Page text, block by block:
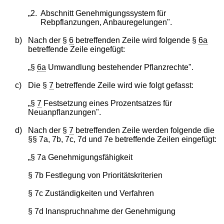
„2. Abschnitt Genehmigungssystem für
Rebpflanzungen, Anbauregelungen".
b) Nach der § 6betreffenden Zeile wird folgende § 6a
betreffende Zeile eingefügt:
„§ 6a Umwandlung bestehender Pflanzrechte".
c) Die § 7betreffende Zeile wird wie folgt gefasst:
„§ 7Festsetzung eines Prozentsatzes für
Neuanpflanzungen".
d) Nach der § 7betreffenden Zeile werden folgende die
§§ 7a, 7b, 7c, 7d und 7e betreffende Zeilen eingefügt:
„§ 7a Genehmigungsfähigkeit
§ 7b Festlegung von Prioritätskriterien
§ 7c Zuständigkeiten und Verfahren
§ 7d Inanspruchnahme der Genehmigung